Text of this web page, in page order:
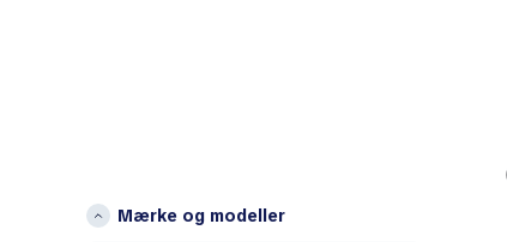
Mærke og modeller